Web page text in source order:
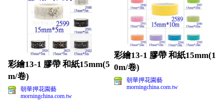
彩繪13-1 膠帶 和紙15mm(5
m/卷)
朝華押花園藝
morningchina.com.tw
彩繪13-1 膠帶 和紙15mm(1
0m/卷)
朝華押花園藝
morningchina.com.tw